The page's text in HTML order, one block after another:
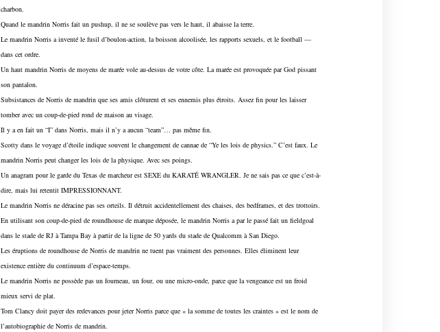
charbon.
Quand le mandrin Norris fait un pushup, il ne se soulève pas vers le haut, il abaisse la terre.
Le mandrin Norris a inventé le fusil d’boulon-action, la boisson alcoolisée, les rapports sexuels, et le football —
dans cet ordre.
Un haut mandrin Norris de moyens de marée vole au-dessus de votre côte. La marée est provoquée par God pissant
son pantalon.
Subsistances de Norris de mandrin que ses amis clôturent et ses ennemis plus étroits. Assez fin pour les laisser
tomber avec un coup-de-pied rond de maison au visage.
Il y a en fait un “I” dans Norris, mais il n’y a aucun “team”… pas même fin.
Scotty dans le voyage d’étoile indique souvent le changement de cannae de “Ye les lois de physics.” C’est faux. Le
mandrin Norris peut changer les lois de la physique. Avec ses poings.
Un anagram pour le garde du Texas de marcheur est SEXE du KARATÉ WRANGLER. Je ne sais pas ce que c’est-à-
dire, mais lui retentit IMPRESSIONNANT.
Le mandrin Norris ne déracine pas ses orteils. Il détruit accidentellement des chaises, des bedframes, et des trottoirs.
En utilisant son coup-de-pied de roundhouse de marque déposée, le mandrin Norris a par le passé fait un fieldgoal
dans le stade de RJ à Tampa Bay à partir de la ligne de 50 yards du stade de Qualcomm à San Diego.
Les éruptions de roundhouse de Norris de mandrin ne tuent pas vraiment des personnes. Elles éliminent leur
existence entière du continuum d’espace-temps.
Le mandrin Norris ne possède pas un fourneau, un four, ou une micro-onde, parce que la vengeance est un froid
mieux servi de plat.
Tom Clancy doit payer des redevances pour jeter Norris parce que « la somme de toutes les craintes » est le nom de
l’autobiographie de Norris de mandrin.